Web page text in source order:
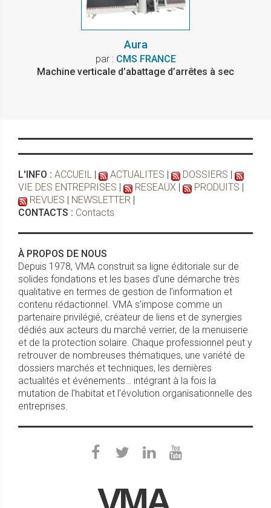
Aura
par : CMS FRANCE
Machine verticale d’abattage d’arrêtes à sec
L'INFO : ACCUEIL | ACTUALITES | DOSSIERS |
VIE DES ENTREPRISES | RESEAUX | PRODUITS |
REVUES | NEWSLETTER |
CONTACTS : Contacts
À PROPOS DE NOUS
Depuis 1978, VMA construit sa ligne éditoriale sur de
solides fondations et les bases d’une démarche très
qualitative en termes de gestion de l’information et
contenu rédactionnel. VMA s’impose comme un
partenaire privilégié, créateur de liens et de synergies
dédiés aux acteurs du marché verrier, de la menuiserie
et de la protection solaire. Chaque professionnel peut y
retrouver de nombreuses thématiques, une variété de
dossiers marchés et techniques, les dernières
actualités et événements… intégrant à la fois la
mutation de l’habitat et l’évolution organisationnelle des
entreprises.